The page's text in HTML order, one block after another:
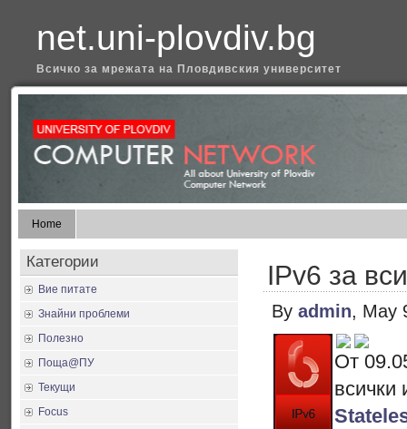
net.uni-plovdiv.bg
Всичко за мрежата на Пловдивския университет
Home
IPv6 за
By admin, May
От
всички
Категории
Вие питате
Знайни проблеми
Полезно
Поща@ПУ
Текущи
Focus